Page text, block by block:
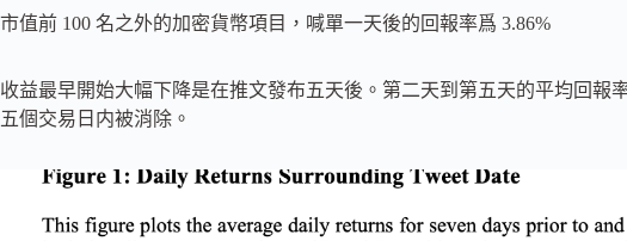
市值前 100 名之外的加密貨幣項目，喊單一天後的回報率爲 3.86%
收益最早開始大幅下降是在推文發布五天後。第二天到第五天的平均回報
五個交易日内被消除。